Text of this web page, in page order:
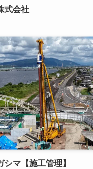
式会社
マ【施工管理】